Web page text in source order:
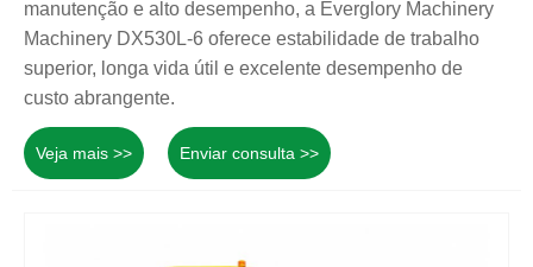
manutenção e alto desempenho, a Everglory Machinery
Machinery DX530L-6 oferece estabilidade de trabalho
superior, longa vida útil e excelente desempenho de
custo abrangente.
Veja mais >> Enviar consulta >>